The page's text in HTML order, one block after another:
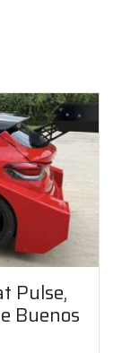
Pulse,
Buenos